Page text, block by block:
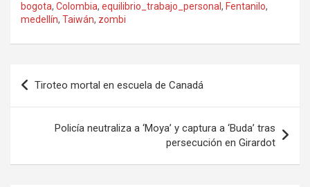
bogota, Colombia, equilibrio_trabajo_personal , Fentanilo,
medellín, Taiwán, zombi
Navegación
de
entradas
Tiroteo mortal en escuela de Canadá
Policía neutraliza a ‘Moya’ y captura a ‘Buda’ tras
persecución en Girardot